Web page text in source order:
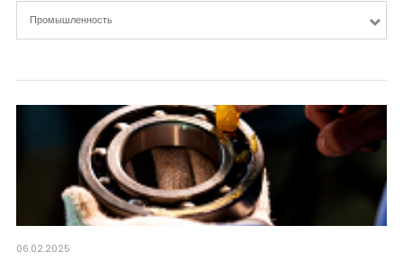
Промышленность
06.02.2025